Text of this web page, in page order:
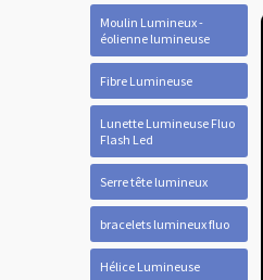
Moulin Lumineux -
éolienne lumineuse
Fibre Lumineuse
Lunette Lumineuse Fluo
Flash Led
Serre tête lumineux
bracelets lumineux fluo
Hélice Lumineuse